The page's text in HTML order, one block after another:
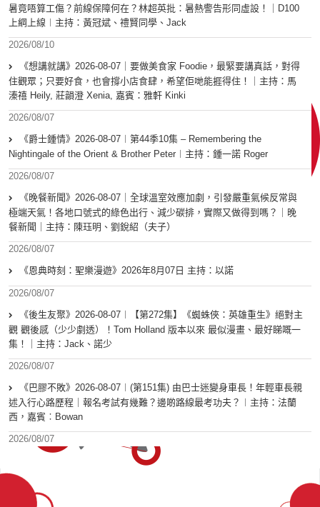
暑竟唔算工傷？前線保障何在？林超英批：暑熱警告形同虛設！｜D100
上綱上線︱主持：黃冠斌、禮賢同學、Jack
2026/08/10
《想講就講》2026-08-07｜要做美食家 Foodie，最緊要講真話，對得
住觀眾；只要好食，也會撐小店食肆，希望佢哋能捱得住！｜主持：馬
溱禧 Heily, 莊韻澄 Xenia, 嘉賓：雅軒 Kinki
2026/08/07
《爵士鍾情》2026-08-07︱第44季10集 – Remembering the
Nightingale of the Orient & Brother Peter︱主持：鍾一諾 Roger
2026/08/07
《晚餐新聞》2026-08-07｜全球溫室效應加劇，引發嚴重氣候反常與
極端天氣！各地口號式的綠色出行、減少碳排，實際又做得到嗎？｜晚
餐新聞｜主持：陳珏明、劉銳紹（夫子）
2026/08/07
《恩典時刻：聖樂漫遊》2026年8月07日 主持：以諾
2026/08/07
《後生友聚》2026-08-07︱【第272集】《蜘蛛俠：英雄重生》絕對主
觀 觀後感（少少劇透）！Tom Holland 版本以來 最似漫畫、最好睇嘅一
集！｜主持：Jack、諾少
2026/08/07
《巴膠不敗》2026-08-07︱(第151集) 由巴士迷變身車長！年輕車長親
述入行心路歷程｜報名考試有幾難？邊啲路線最考功夫？︱主持：法蘭
西，嘉賓︰Bowan
2026/08/07